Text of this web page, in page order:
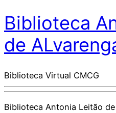
Biblioteca
de
Biblioteca Virtual CMCG
Biblioteca Antonia Leitão